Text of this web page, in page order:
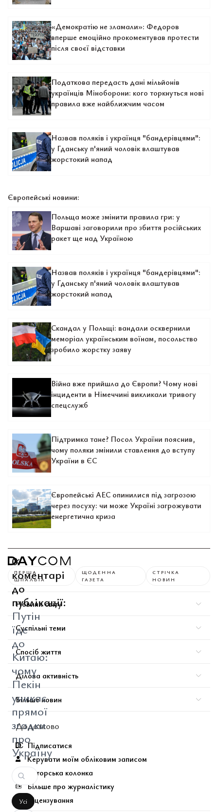
«Демократію не зламали»: Федоров
вперше емоційно прокоментував протести
після своєї відставки
Податкова передасть дані мільйонів
українців Міноборони: кого торкнуться нові
правила вже найближчим часом
Назвав поляків і українця "бандерівцями":
у Гданську п'яний чоловік влаштував
жорстокий напад
Європейські новини:
Польща може змінити правила гри: у
Варшаві заговорили про збиття російських
ракет ще над Україною
Назвав поляків і українця "бандерівцями":
у Гданську п'яний чоловік влаштував
жорстокий напад
Скандал у Польщі: вандали осквернили
меморіал українським воїнам, посольство
зробило жорстку заяву
Війна вже прийшла до Європи? Чому нові
інциденти в Німеччині викликали тривогу
спецслужб
Підтримка тане? Посол України пояснив,
чому поляки змінили ставлення до вступу
України в ЄС
Європейські АЕС опинилися під загрозою
через посуху: чи може Україні загрожувати
енергетична криза
0
коментарі
до
публікації:
Путін
їде
до
Китаю:
чому
Пекін
уникає
прямої
згадки
про
Україну
Усі
ПЕРША
ШПАЛЬТА
ЩОДЕННА
ГАЗЕТА
СТРІЧКА
НОВИН
Новини світу
Суспільні теми
Спосіб життя
Ділова активність
Більше новин
Додатково
Підписатися
Керувати моїм обліковим записом
Авторська колонка
Більше про журналістику
Ліцензування